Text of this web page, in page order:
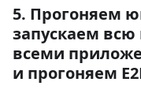
5. Прогоняем
запускаем всю
всеми
и прогоняем